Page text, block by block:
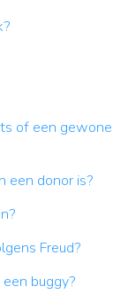
of een gewone
een donor is?
Freud?
buggy?